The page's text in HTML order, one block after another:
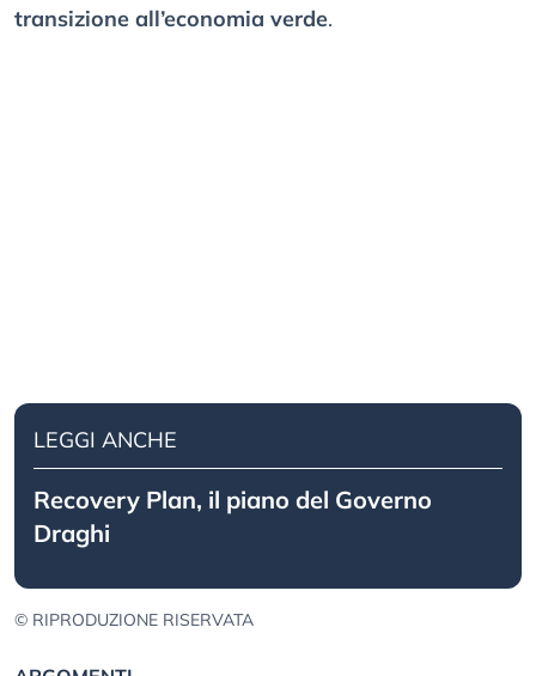
transizione all’economia verde.
LEGGI ANCHE
Recovery Plan, il piano del Governo
Draghi
© RIPRODUZIONE RISERVATA